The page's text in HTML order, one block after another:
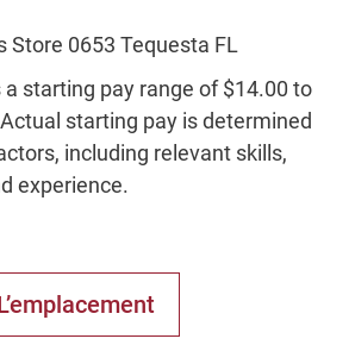
Store 0653 Tequesta FL
starting pay range of $14.00 to
starting pay is determined
including relevant skills,
experience.